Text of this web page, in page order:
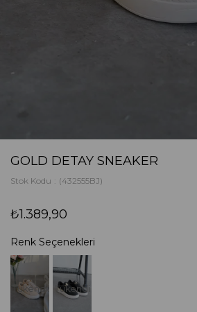
GOLD DETAY SNEAKER
Stok Kodu (432555BJ)
₺1.389,90
Renk Seçenekleri
Tükendi Tükendi